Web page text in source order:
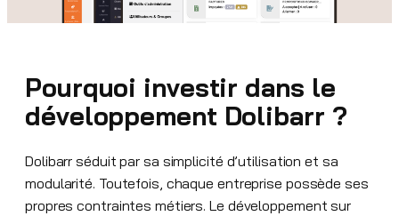
Pourquoi investir dans le
développement Dolibarr ?
Dolibarr séduit par sa simplicité d’utilisation et sa
modularité. Toutefois, chaque entreprise possède ses
propres contraintes métiers. Le développement sur